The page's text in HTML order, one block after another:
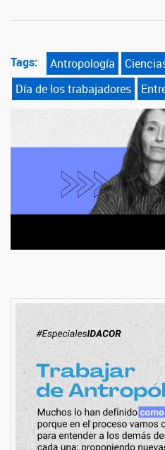
Tags: Antropología
Día de los trabajadores